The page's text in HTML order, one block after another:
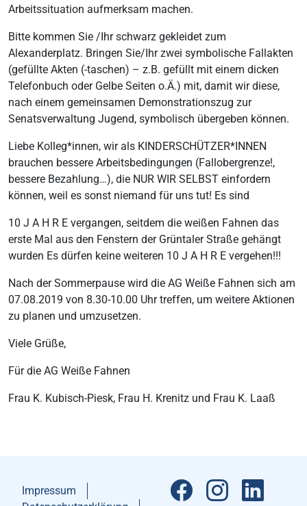
Arbeitssituation aufmerksam machen.
Bitte kommen Sie /Ihr schwarz gekleidet zum
Alexanderplatz. Bringen Sie/Ihr zwei symbolische Fallakten
(gefüllte Akten (-taschen) – z.B. gefüllt mit einem dicken
Telefonbuch oder Gelbe Seiten o.Ä.) mit, damit wir diese,
nach einem gemeinsamen Demonstrationszug zur
Senatsverwaltung Jugend, symbolisch übergeben können.
Liebe Kolleg*innen, wir als KINDERSCHÜTZER*INNEN
brauchen bessere Arbeitsbedingungen (Fallobergrenze!,
bessere Bezahlung…), die NUR WIR SELBST einfordern
können, weil es sonst niemand für uns tut! Es sind
10 J A H R E vergangen, seitdem die weißen Fahnen das
erste Mal aus den Fenstern der Grüntaler Straße gehängt
wurden Es dürfen keine weiteren 10 J A H R E vergehen!!!
Nach der Sommerpause wird die AG Weiße Fahnen sich am
07.08.2019 von 8.30-10.00 Uhr treffen, um weitere Aktionen
zu planen und umzusetzen.
Viele Grüße,
Für die AG Weiße Fahnen
Frau K. Kubisch-Piesk, Frau H. Krenitz und Frau K. Laaß
Impressum